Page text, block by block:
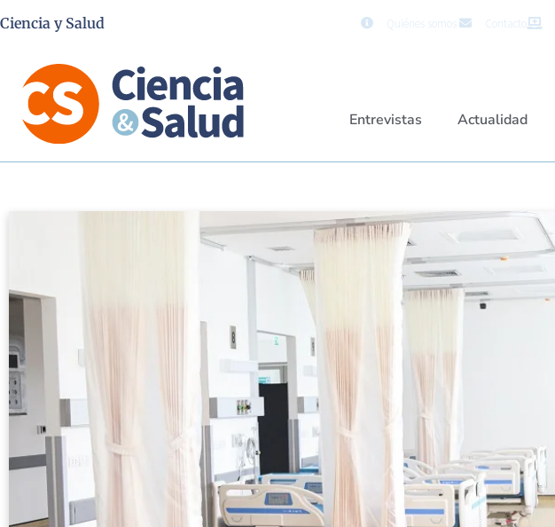
Ciencia y Salud Quiénes somos Contacto
Entrevistas Actualidad